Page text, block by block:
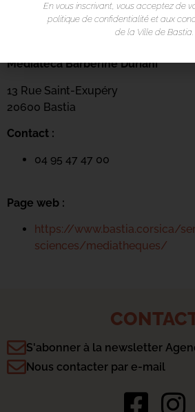
LIEU DE L'ÉVÉNEMENT
Mediateca Barberine Duriani
13 Rue Saint-Exupéry
20600 Bastia
Contact :
04 95 47 47 00
Page web :
https://www.bastia.corsica/
sciences/mediatheques/
S'abonner à la newsletter
Nous contacter par e-mail
En vous inscrivant, vous acceptez de
politique de confidentialité et aux
de la Ville de Bastia.